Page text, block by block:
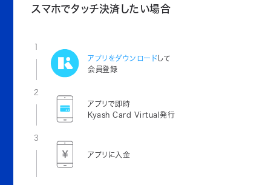
スマホでタッチ決済したい場合
1
アプリをダウンロードして
会員登録
2
アプリで即時
Kyash Card Virtual発行
3
アプリに入金